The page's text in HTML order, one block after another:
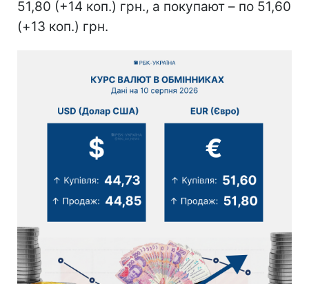
51,80 (+14 коп.) грн., а покупают – по 51,60
(+13 коп.) грн.